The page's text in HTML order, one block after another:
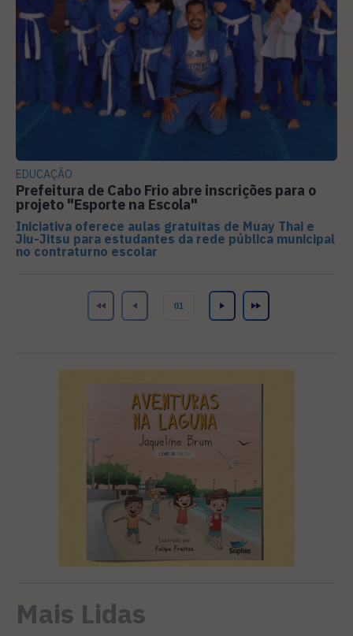
EDUCAÇÃO
Prefeitura de Cabo Frio abre inscrições para o
projeto "Esporte na Escola"
Iniciativa oferece aulas gratuitas de Muay Thai e
Jiu-Jitsu para estudantes da rede pública municipal
no contraturno escolar
Mais Lidas